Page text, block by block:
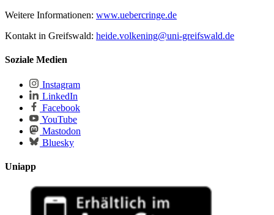
Weitere Informationen: www.uebercringe.de
Kontakt in Greifswald: heide.volkening@uni-greifswald.de
Soziale Medien
Instagram
LinkedIn
Facebook
YouTube
Mastodon
Bluesky
Uniapp